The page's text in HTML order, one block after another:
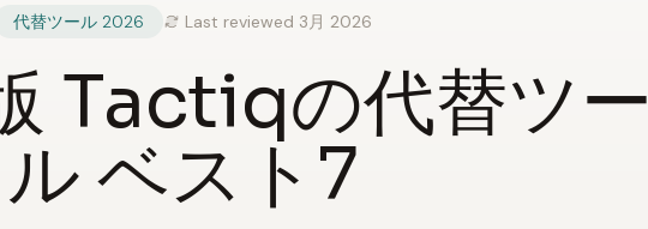
代替ツール 2026 Last reviewed 3月 2026
Tactiqの代替ツー
ル ベスト7